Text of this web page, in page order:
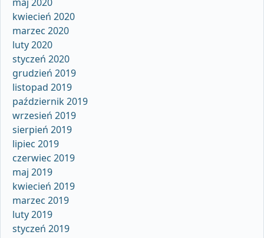
kwiecień 2020
marzec 2020
luty 2020
styczeń 2020
grudzień 2019
listopad 2019
październik 2019
wrzesień 2019
sierpień 2019
lipiec 2019
czerwiec 2019
maj 2019
kwiecień 2019
marzec 2019
luty 2019
styczeń 2019